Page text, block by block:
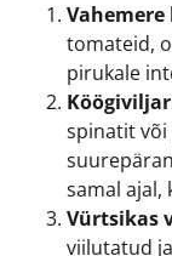
Vahemere
tomateid,
pirukale
spinatit või
samal ajal,
Vürtsikas
viilutatud